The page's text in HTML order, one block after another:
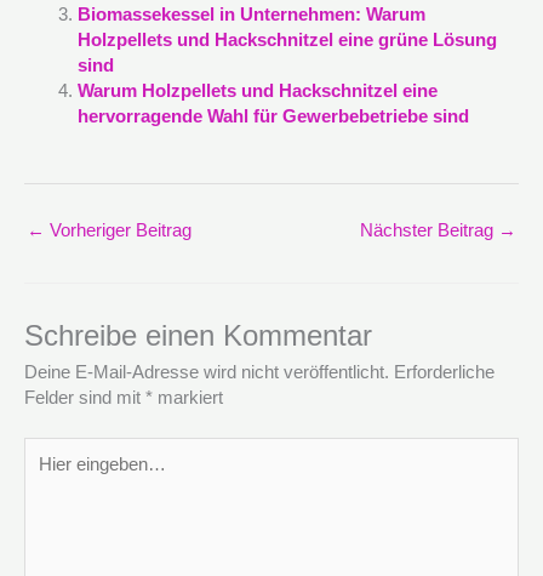
Biomassekessel in Unternehmen: Warum
Holzpellets und Hackschnitzel eine grüne Lösung
sind
Warum Holzpellets und Hackschnitzel eine
hervorragende Wahl für Gewerbebetriebe sind
← Vorheriger Beitrag Nächster Beitrag →
Schreibe einen Kommentar
Deine E-Mail-Adresse wird nicht veröffentlicht. Erforderliche
Felder sind mit * markiert
eingeben…